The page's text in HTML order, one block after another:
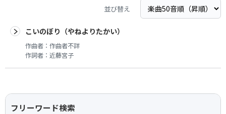
並び替え
こいのぼり（やねよりたかい）
作曲者： 作曲者不詳
作詞者： 近藤宮子
フリーワード検索